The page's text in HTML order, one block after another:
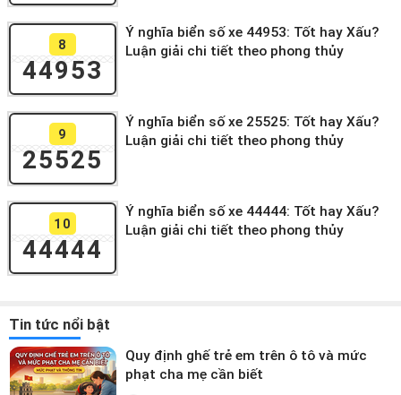
8
44953
Ý nghĩa biển số xe 44953: Tốt hay Xấu?
Luận giải chi tiết theo phong thủy
9
25525
Ý nghĩa biển số xe 25525: Tốt hay Xấu?
Luận giải chi tiết theo phong thủy
10
44444
Ý nghĩa biển số xe 44444: Tốt hay Xấu?
Luận giải chi tiết theo phong thủy
Tin tức nổi bật
Quy định ghế trẻ em trên ô tô và mức
phạt cha mẹ cần biết